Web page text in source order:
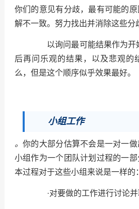
你们的意见有分歧，最有可能的
解不一致。努力找出并消除这些分
以询问最可能结果作为开
后再问乐观的结果，以及悲观的
么，但是这个顺序似乎效果最好。
小组工作
。你的大部分估算不会是一对一
小组作为一个团队计划过程的一
本过程对于这些小组来说是一样的：
·对要做的工作进行讨论并